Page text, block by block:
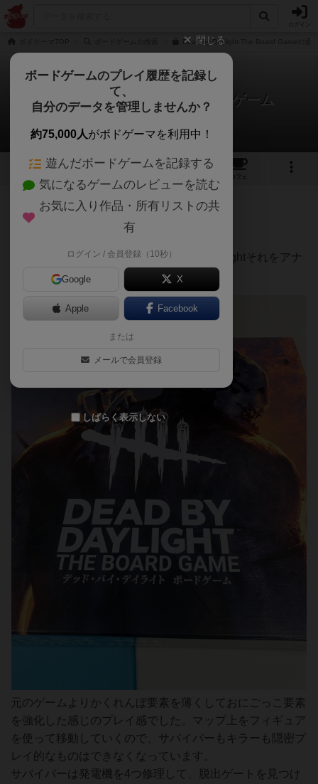
Dead by Daylight:The Board Gameの通
デッドバイデイライト ボードゲーム
0710tさんのレビュー
2 1 6
カフェ
1295名 8名 0 3年以上前
非対称型のデジタルゲームのDead by Daylightそれをアナ
ログゲームに落とし込んだ作品です。
元のゲームよりかくれんぼ要素を薄くしておにごっこ要素
を強化した感じのプレイ感でした。マップ上をフィギュア
を使って移動していくので、サバイバーもキラーも隠密プ
レイ的なものはできなくなっています。
サバイバーは発電機を4つ修理して、脱出ゲートを見つけ
閉じる
ボードゲームのプレイ履歴を記録し
て、
自分のデータを管理しませんか？
約75,000人がボドゲーマを利用中！
遊んだボードゲームを記録する
気になるゲームのレビューを読む
お気に入り作品・所有リストの共
有
ログイン / 会員登録（10秒）
Google X
Apple Facebook
または
メールで会員登録
しばらく表示しない